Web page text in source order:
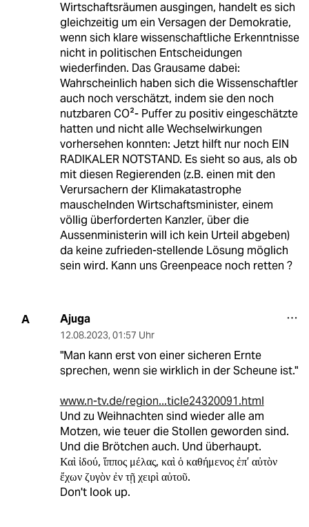
Wirtschaftsräumen ausgingen, handelt es sich
gleichzeitig um ein Versagen der Demokratie,
wenn sich klare wissenschaftliche Erkenntnisse
nicht in politischen Entscheidungen
wiederfinden. Das Grausame dabei:
Wahrscheinlich haben sich die Wissenschaftler
auch noch verschätzt, indem sie den noch
nutzbaren CO²- Puffer zu positiv eingeschätzte
hatten und nicht alle Wechselwirkungen
vorhersehen konnten: Jetzt hilft nur noch EIN
RADIKALER NOTSTAND. Es sieht so aus, als ob
mit diesen Regierenden (z.B. einen mit den
Verursachern der Klimakatastrophe
mauschelnden Wirtschaftsminister, einem
völlig überforderten Kanzler, über die
Aussenministerin will ich kein Urteil abgeben)
da keine zufrieden-stellende Lösung möglich
sein wird. Kann uns Greenpeace noch retten ?
A Ajuga
12.08.2023, 01:57 Uhr
"Man kann erst von einer sicheren Ernte
sprechen, wenn sie wirklich in der Scheune ist."
www.n-tv.de/region...ticle24320091.html
Und zu Weihnachten sind wieder alle am
Motzen, wie teuer die Stollen geworden sind.
Und die Brötchen auch. Und überhaupt.
Καὶ ἰδού, ἵππος μέλας, καὶ ὁ καθήμενος ἐπ’ αὐτὸν
ἔχων ζυγὸν ἐν τῇ χειρὶ αὐτοῦ.
Don't look up.